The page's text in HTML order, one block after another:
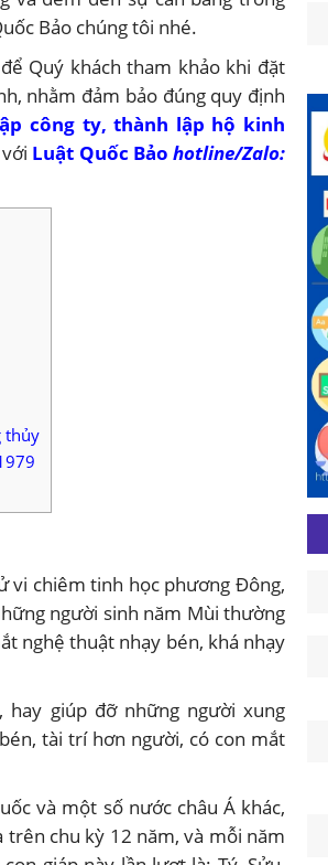
Bảo chúng tôi nhé.
Quý khách tham khảo khi đặt
nhằm đảm bảo đúng quy định
công ty, thành lập hộ kinh
Luật Quốc Bảo hotline/Zalo:
thủy
vi chiêm tinh học phương Đông,
người sinh năm Mùi thường
nghệ thuật nhạy bén, khá nhạy
giúp đỡ những người xung
tài trí hơn người, có con mắt
và một số nước châu Á khác,
chu kỳ 12 năm, và mỗi năm